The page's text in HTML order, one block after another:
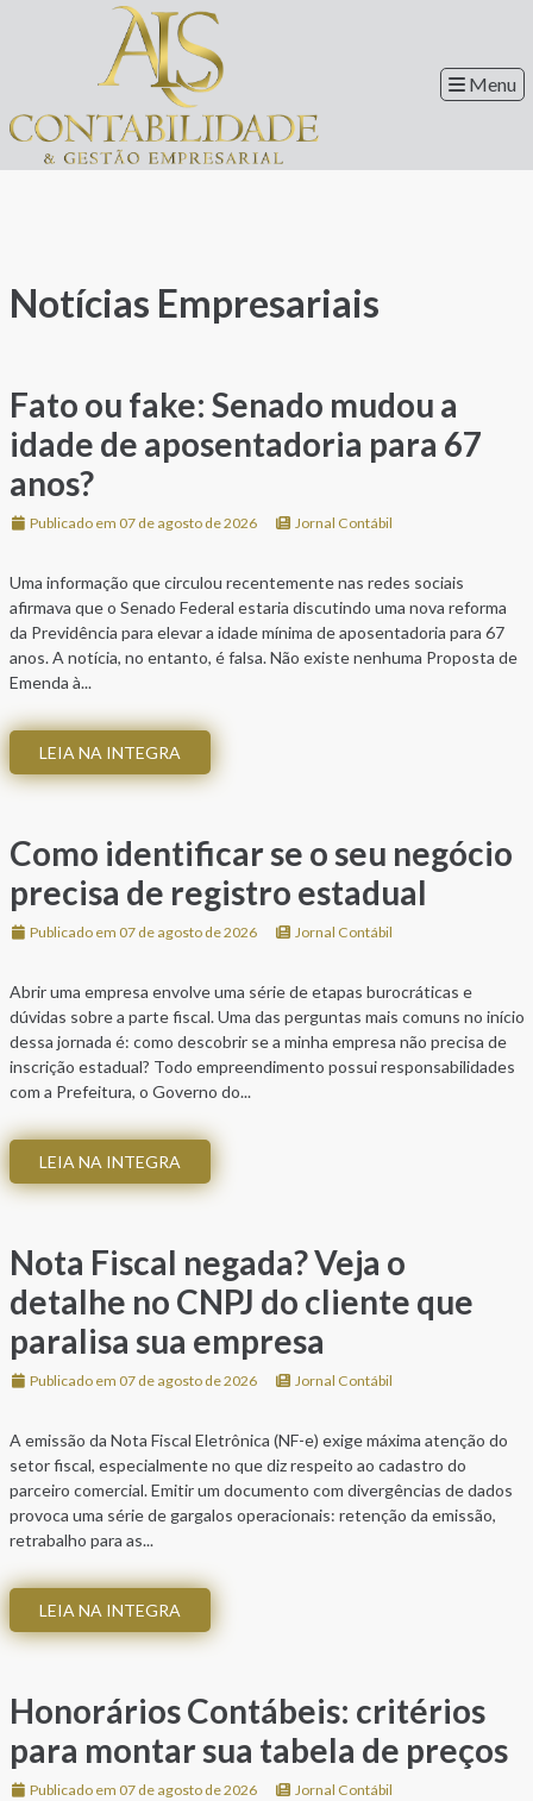
Menu
Notícias Empresariais
Fato ou fake: Senado mudou a
idade de aposentadoria para 67
anos?
Publicado em 07 de agosto de 2026 Jornal Contábil
Uma informação que circulou recentemente nas redes sociais
afirmava que o Senado Federal estaria discutindo uma nova reforma
da Previdência para elevar a idade mínima de aposentadoria para 67
anos. A notícia, no entanto, é falsa. Não existe nenhuma Proposta de
Emenda à...
LEIA NA INTEGRA
Como identificar se o seu negócio
precisa de registro estadual
Publicado em 07 de agosto de 2026 Jornal Contábil
Abrir uma empresa envolve uma série de etapas burocráticas e
dúvidas sobre a parte fiscal. Uma das perguntas mais comuns no início
dessa jornada é: como descobrir se a minha empresa não precisa de
inscrição estadual? Todo empreendimento possui responsabilidades
com a Prefeitura, o Governo do...
LEIA NA INTEGRA
Nota Fiscal negada? Veja o
detalhe no CNPJ do cliente que
paralisa sua empresa
Publicado em 07 de agosto de 2026 Jornal Contábil
A emissão da Nota Fiscal Eletrônica (NF-e) exige máxima atenção do
setor fiscal, especialmente no que diz respeito ao cadastro do
parceiro comercial. Emitir um documento com divergências de dados
provoca uma série de gargalos operacionais: retenção da emissão,
retrabalho para as...
LEIA NA INTEGRA
Honorários Contábeis: critérios
para montar sua tabela de preços
Publicado em 07 de agosto de 2026 Jornal Contábil